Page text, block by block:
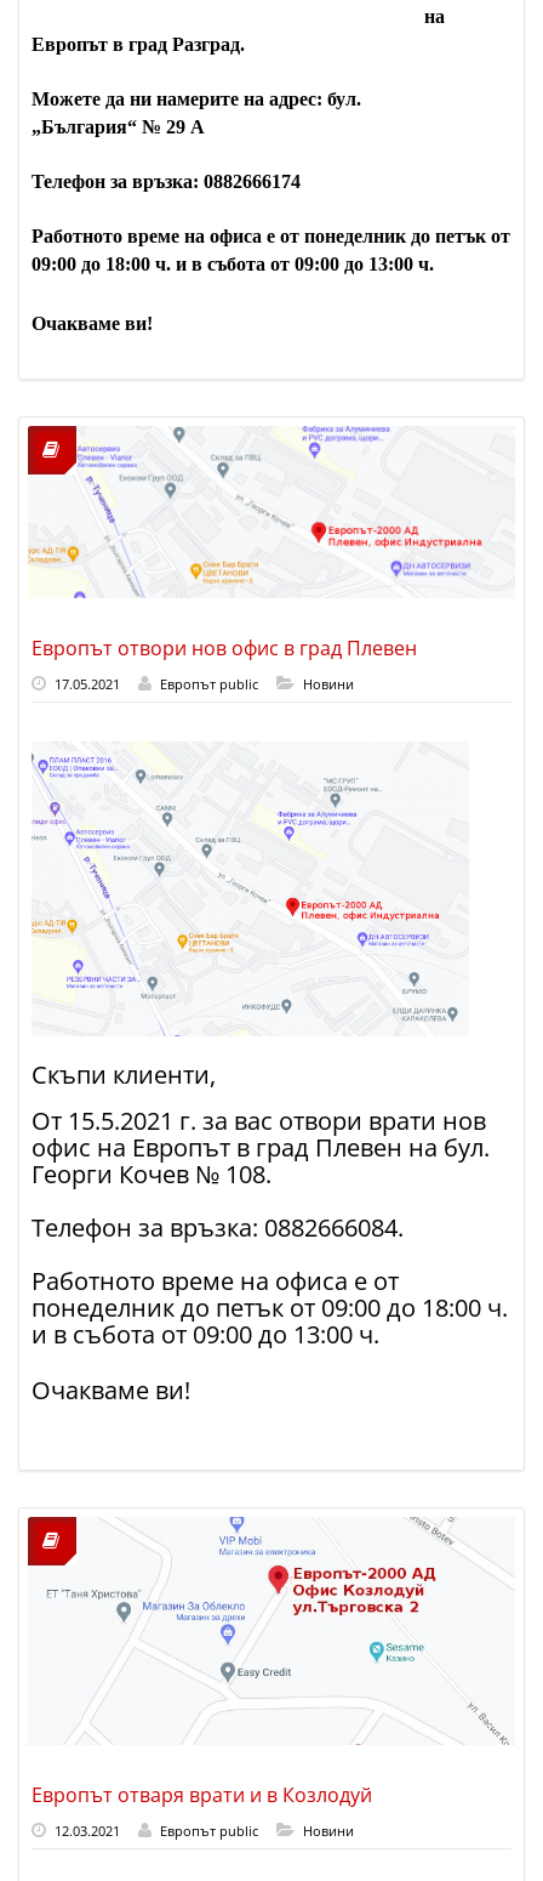
на
Европът в град Разград.
Можете да ни намерите на адрес: бул.
„България“ № 29 A
Телефон за връзка: 0882666174
Работното време на офиса е от понеделник до петък от
09:00 до 18:00 ч. и в събота от 09:00 до 13:00 ч.
Очакваме ви!
Европът отвори нов офис в град Плевен
17.05.2021 Европът public Новини
Скъпи клиенти,
От 15.5.2021 г. за вас отвори врати нов
офис на Европът в град Плевен на бул.
Георги Кочев № 108.
Телефон за връзка: 0882666084.
Работното време на офиса е от
понеделник до петък от 09:00 до 18:00 ч.
и в събота от 09:00 до 13:00 ч.
Очакваме ви!
Европът отваря врати и в Козлодуй
12.03.2021 Европът public Новини